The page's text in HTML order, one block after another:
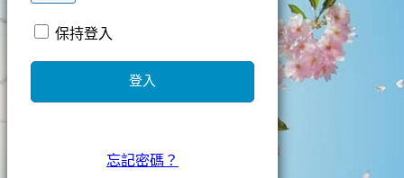
保持登入
忘記密碼？